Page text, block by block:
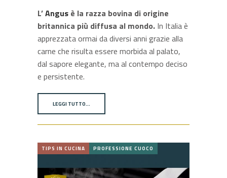
L’Angus è la razza bovina di origine
britannica più diffusa al mondo. In Italia è
apprezzata ormai da diversi anni grazie alla
carne che risulta essere morbida al palato,
dal sapore elegante, ma al contempo deciso
e persistente.
LEGGI TUTTO…
TIPS IN CUCINA PROFESSIONE CUOCO